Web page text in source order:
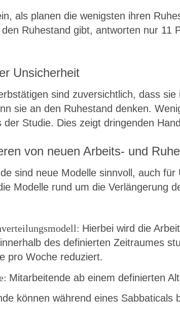
als planen die wenigsten ihren
Ruhestand gibt, antworten nur
Unsicherheit
sind zuversichtlich, dass
sie an den Ruhestand denken.
Studie. Dies zeigt dringenden
von neuen Arbeits- und
sind neue Modelle sinnvoll, auch
Modelle rund um die Verlängerung
Hierbei wird die
des definierten Zeitraumes
pro Woche reduziert.
Mitarbeitende ab einem definierten
können während eines